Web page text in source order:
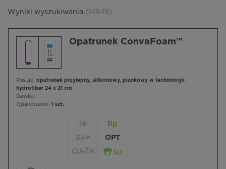
Wyniki wyszukiwania (14848)
Opatrunek ConvaFoam™
Postać: opatrunek przylepny, silikonowy, piankowy w technologii
hydrofiber 24 x 21 cm
Dawka:
Opakowanie: 1 szt.
18
65+
CIĄŻA
Rp
OPT